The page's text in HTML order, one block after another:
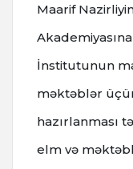
Maarif
İnstitutunun
məktəblər
hazırlanması
elm və